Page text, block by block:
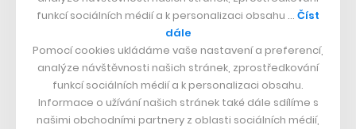
Nepřehlédněte:
funkcí sociálních médií a k personalizaci obsahu … Číst
dále
Pomocí cookies ukládáme vaše nastavení a preferencí,
analýze návštěvnosti našich stránek, zprostředkování
funkcí sociálních médií a k personalizaci obsahu.
Informace o užívání našich stránek také dále sdílíme s
našimi obchodními partnery z oblasti sociálních médií,